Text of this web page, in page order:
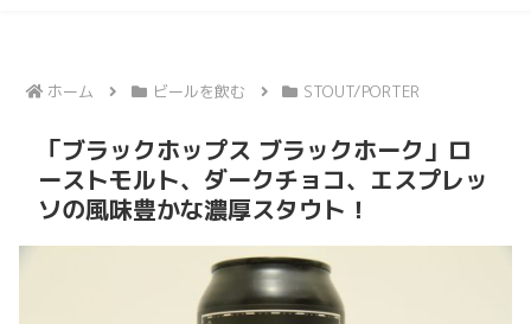
ホーム ビールを飲む STOUT/PORTER
「ブラックホップス ブラックホーク」ロ
ーストモルト、ダークチョコ、エスプレッ
ソの風味豊かな濃厚スタウト！